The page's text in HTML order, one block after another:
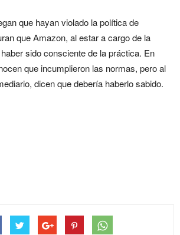
que hayan violado la política de
que Amazon, al estar a cargo de la
sido consciente de la práctica. En
que incumplieron las normas, pero al
dicen que debería haberlo sabido.